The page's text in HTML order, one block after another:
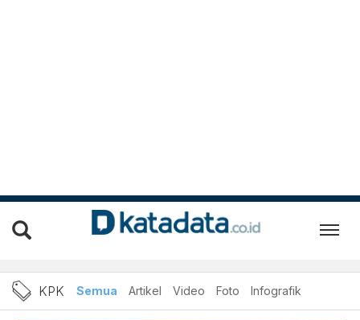
KPK: Berita KPK - UU
KPK Semua Artikel Video Foto Infografik